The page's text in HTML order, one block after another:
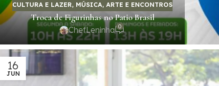
CULTURA E LAZER, MÚSICA, ARTE E ENCONTROS
Troca de Figurinhas no Patio Brasil
ChefLeninha 0
16
JUN